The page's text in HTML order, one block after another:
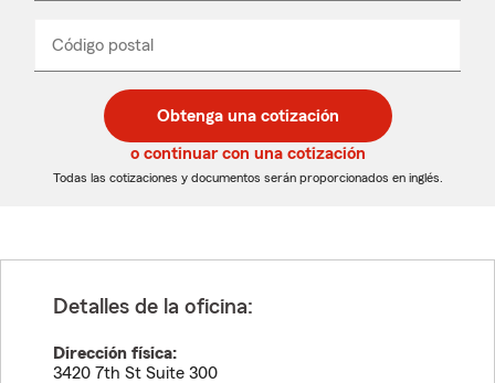
desplegable
Código postal
de
5
dígitos
de
5
dígitos
_____
Obtenga una cotización
o continuar con una cotización
Todas las cotizaciones y documentos serán proporcionados en inglés.
Detalles de la oficina:
Dirección física:
3420 7th St Suite 300